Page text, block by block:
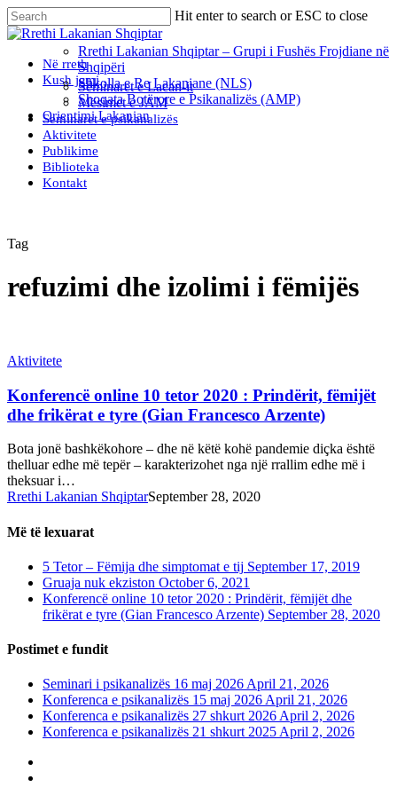
Skip
to
content
Hit enter to search or ESC to close
Close
Menu
Në rreth
Kush jemi
Rrethi Lakanian Shqiptar – Grupi i Fushës Frojdiane në
Shqipëri
Shkolla e Re Lakaniane (NLS)
Shoqata Botërore e Psikanalizës (AMP)
Orientimi Lakanian
Seminaret e Lacan-it
Mësimet e JAM
Seminaret e psikanalizës
Aktivitete
Publikime
Biblioteka
Kontakt
Tag
refuzimi dhe izolimi i fëmijës
Aktivitete
Konferencë online 10 tetor 2020 : Prindërit, fëmijët
dhe frikërat e tyre (Gian Francesco Arzente)
Bota jonë bashkëkohore – dhe në këtë kohë pandemie diçka është
thelluar edhe më tepër – karakterizohet nga një rrallim edhe më i
theksuar i…
Rrethi Lakanian ShqiptarSeptember 28, 2020
Më të lexuarat
5 Tetor – Fëmija dhe simptomat e tij September 17, 2019
Gruaja nuk ekziston October 6, 2021
Konferencë online 10 tetor 2020 : Prindërit, fëmijët dhe
frikërat e tyre (Gian Francesco Arzente) September 28, 2020
Postimet e fundit
Seminari i psikanalizës 16 maj 2026April 21, 2026
Konferenca e psikanalizës 15 maj 2026April 21, 2026
Konferenca e psikanalizës 27 shkurt 2026April 2, 2026
Konferenca e psikanalizës 21 shkurt 2025April 2, 2026